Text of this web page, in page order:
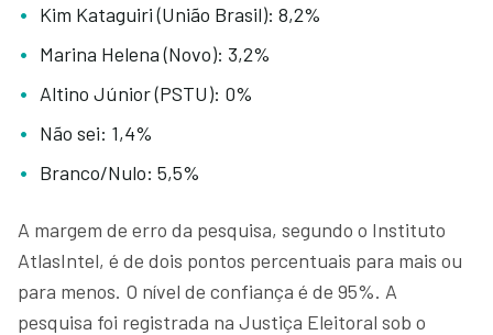
Kim Kataguiri (União Brasil): 8,2%
Marina Helena (Novo): 3,2%
Altino Júnior (PSTU): 0%
Não sei: 1,4%
Branco/Nulo: 5,5%
A margem de erro da pesquisa, segundo o Instituto
AtlasIntel, é de dois pontos percentuais para mais ou
para menos. O nível de confiança é de 95%. A
pesquisa foi registrada na Justiça Eleitoral sob o